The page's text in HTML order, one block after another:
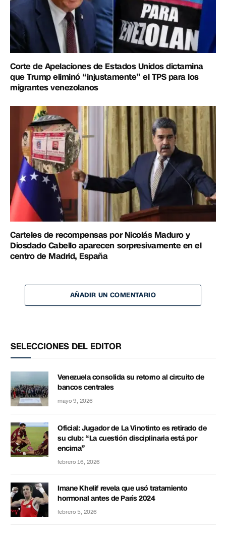
Corte de Apelaciones de Estados Unidos dictamina
que Trump eliminó “injustamente” el TPS para los
migrantes venezolanos
Carteles de recompensas por Nicolás Maduro y
Diosdado Cabello aparecen sorpresivamente en el
centro de Madrid, España
AÑADIR UN COMENTARIO
SELECCIONES DEL EDITOR
Venezuela consolida su retorno al circuito de
bancos centrales
mayo 9, 2026
Oficial: Jugador de La Vinotinto es retirado de
su club: “La cuestión disciplinaria está por
encima”
febrero 16, 2026
Imane Khelif revela que usó tratamiento
hormonal antes de París 2024
febrero 5, 2026